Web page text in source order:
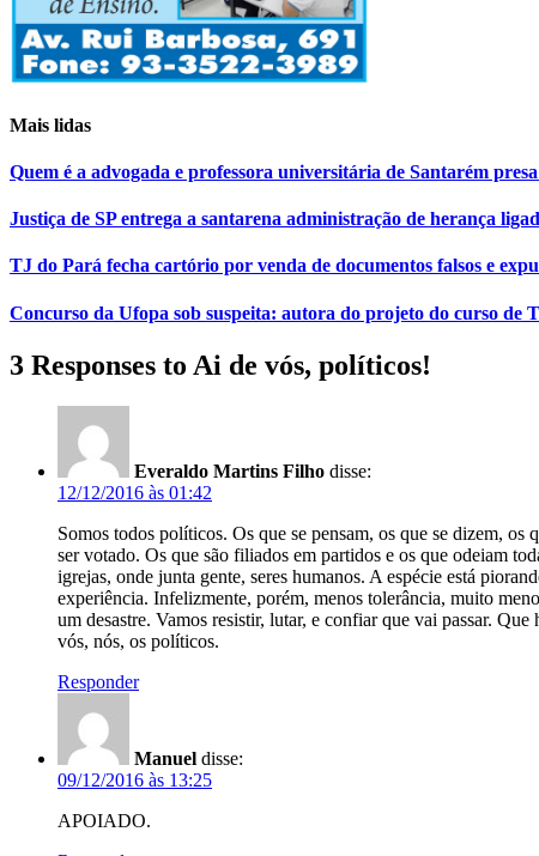
Mais lidas
Quem é a advogada e professora universitária de Santarém
Justiça de SP entrega a santarena administração de herança
TJ do Pará fecha cartório por venda de documentos falsos e
Concurso da Ufopa sob suspeita: autora do projeto do curso de
3 Responses to Ai de vós, políticos!
Everaldo Martins Filho disse:
12/12/2016 às 01:42
Somos todos políticos. Os que se pensam, os que se dizem, os
ser votado. Os que são filiados em partidos e os que odeiam
igrejas, onde junta gente, seres humanos. A espécie está
experiência. Infelizmente, porém, menos tolerância, muito
um desastre. Vamos resistir, lutar, e confiar que vai passar.
vós, nós, os políticos.
Responder
Manuel disse:
09/12/2016 às 13:25
APOIADO.